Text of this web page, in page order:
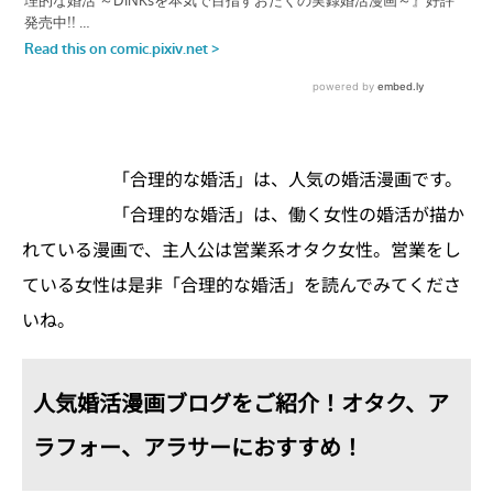
「合理的な婚活」は、人気の婚活漫画です。
「合理的な婚活」は、働く女性の婚活が描か
れている漫画で、主人公は営業系オタク女性。営業をし
ている女性は是非「合理的な婚活」を読んでみてくださ
いね。
人気婚活漫画ブログをご紹介！オタク、ア
ラフォー、アラサーにおすすめ！